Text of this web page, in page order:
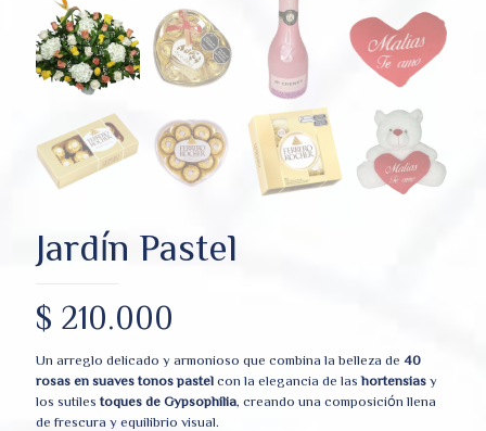
Jardín Pastel
$ 210.000
Un arreglo delicado y armonioso que combina la belleza de 40
rosas en suaves tonos pastel con la elegancia de lashortensias y
los sutiles toques de Gypsophilia, creando una composición llena
de frescura y equilibrio visual.